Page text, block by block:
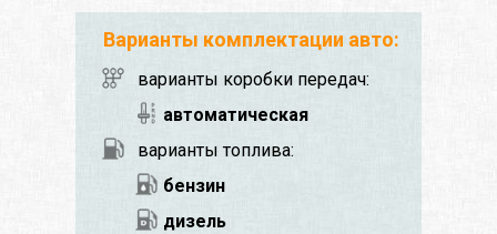
Варианты комплектации авто:
варианты коробки передач:
автоматическая
варианты топлива:
бензин
дизель